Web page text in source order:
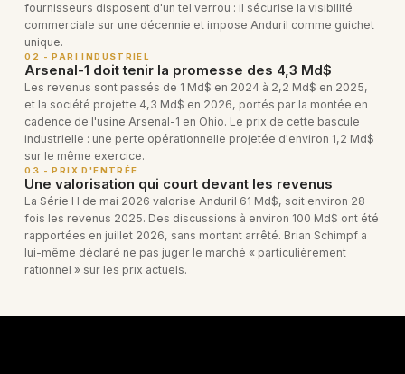
fournisseurs disposent d'un tel verrou : il sécurise la visibilité
commerciale sur une décennie et impose Anduril comme guichet
unique.
02 - PARI INDUSTRIEL
Arsenal-1 doit tenir la promesse des 4,3 Md$
Les revenus sont passés de 1 Md$ en 2024 à 2,2 Md$ en 2025,
et la société projette 4,3 Md$ en 2026, portés par la montée en
cadence de l'usine Arsenal-1 en Ohio. Le prix de cette bascule
industrielle : une perte opérationnelle projetée d'environ 1,2 Md$
sur le même exercice.
03 - PRIX D'ENTRÉE
Une valorisation qui court devant les revenus
La Série H de mai 2026 valorise Anduril 61 Md$, soit environ 28
fois les revenus 2025. Des discussions à environ 100 Md$ ont été
rapportées en juillet 2026, sans montant arrêté. Brian Schimpf a
lui-même déclaré ne pas juger le marché « particulièrement
rationnel » sur les prix actuels.